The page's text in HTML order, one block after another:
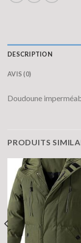
DESCRIPTION
AVIS (0)
Doudoune
PRODUITS